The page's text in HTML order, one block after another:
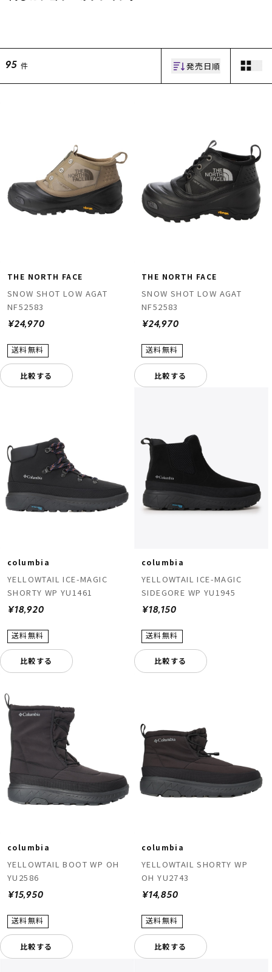
中古/アウトレット スノ
店舗一覧
95 件 発売日順
THE NORTH FACE
SNOW SHOT LOW AGAT
NF52583
¥24,970
比較する
THE NORTH FACE
SNOW SHOT LOW AGAT
NF52583
¥24,970
比較する
columbia
YELLOWTAIL ICE-MAGIC
SHORTY WP YU1461
¥18,920
比較する
columbia
YELLOWTAIL ICE-MAGIC
SIDEGORE WP YU1945
¥18,150
比較する
columbia
YELLOWTAIL BOOT WP OH
YU2586
¥15,950
比較する
columbia
YELLOWTAIL SHORTY WP
OH YU2743
¥14,850
比較する